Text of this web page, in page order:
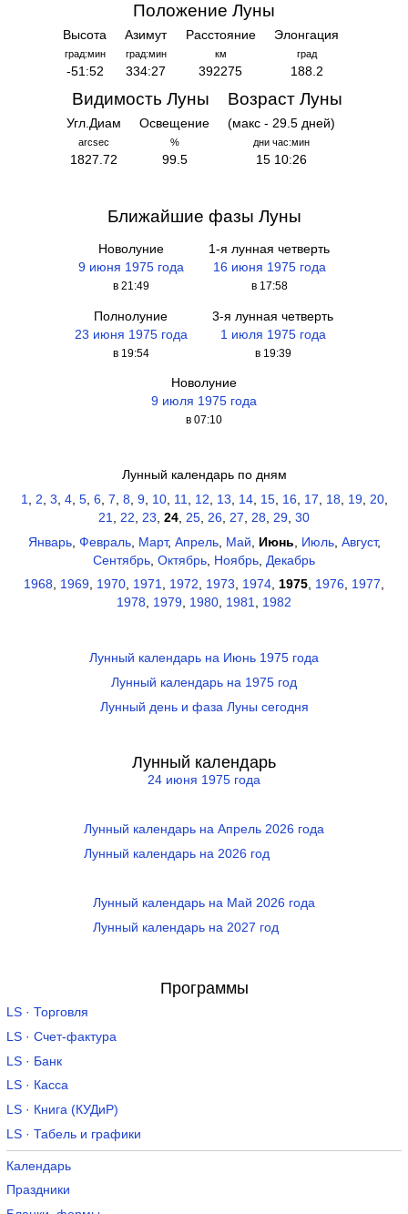
Положение Луны
Высота
град:мин
-51:52
Азимут
град:мин
334:27
Расстояние
км
392275
Элонгация
град
188.2
Видимость Луны
Угл.Диам
arcsec
1827.72
Освещение
%
99.5
Возраст Луны
(макс - 29.5 дней)
дни час:мин
15 10:26
Ближайшие фазы Луны
Новолуние
9 июня 1975 года
в 21:49
1-я лунная четверть
16 июня 1975 года
в 17:58
Полнолуние
23 июня 1975 года
в 19:54
3-я лунная четверть
1 июля 1975 года
в 19:39
Новолуние
9 июля 1975 года
в 07:10
Лунный календарь по дням
1
2 3 4, 5, 6, 7 8 9, 10, 11 12 13 14, 15, 16, 17 18 19, 20,
21
22 23 24 25 26 27 28 29 30
Январь, Февраль, Март, Апрель, Май Июнь Июль, Август,
Сентябрь Октябрь Ноябрь Декабрь
1968, 1969, 1970, 1971, 1972, 1973, 1974, 1975, 1976, 1977,
1978, 1979, 1980, 1981, 1982
Лунный календарь на Июнь 1975 года
Лунный календарь на 1975 год
Лунный день и фаза Луны сегодня
Лунный календарь
24 июня 1975 года
Лунный календарь на Апрель 2026 года
Лунный календарь на 2026 год
Лунный календарь на Май 2026 года
Лунный календарь на 2027 год
Программы
LS · Торговля
LS · Счет-фактура
LS · Банк
LS · Касса
LS · Книга (КУДиР)
LS · Табель и графики
Календарь
Праздники